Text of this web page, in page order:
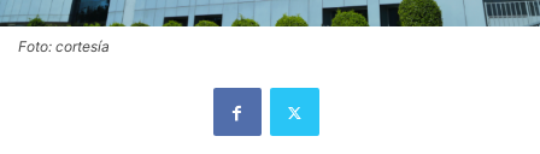
Foto: cortesía